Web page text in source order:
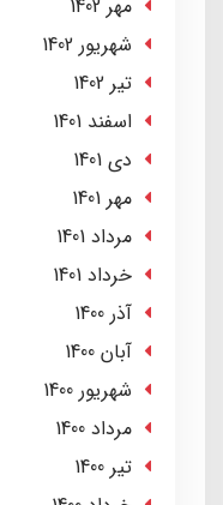
مهر 1402
شهریور 1402
تير 1402
اسفند 1401
دی 1401
مهر 1401
مرداد 1401
خرداد 1401
آذر 1400
آبان 1400
شهریور 1400
مرداد 1400
تير 1400